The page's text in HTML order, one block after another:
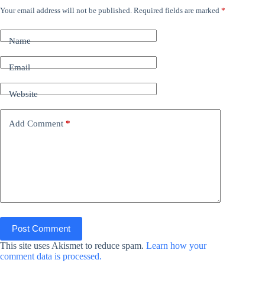
Your email address will not be published. Required fields are marked *
Name
Email
Website
Add Comment *
Post Comment
This site uses Akismet to reduce spam. Learn how your
comment data is processed.